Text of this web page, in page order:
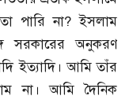
পারি না?ইসলাম
সরকারের অনুকরণ
ইত্যাদি। আমি তাঁর
না। আমি দৈনিক